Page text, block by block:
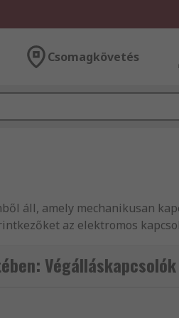
Csomagkövetés
áll, amely mechanikusan
az elektromos
Végálláskapcsolók